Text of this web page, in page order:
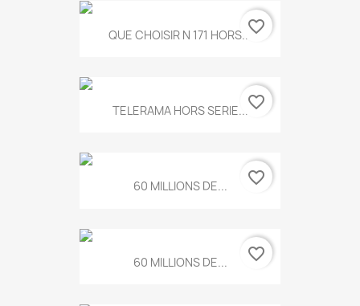
QUE CHOISIR N 171 HORS...favorite_border
TELERAMA HORS SERIE...favorite_border
60 MILLIONS DE... favorite_border
60 MILLIONS DE... favorite_border